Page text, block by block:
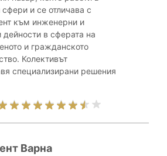
сфери и се отличава с
към инженерни и
дейности в сферата на
и гражданското
Колективът
специализирани решения
Варна